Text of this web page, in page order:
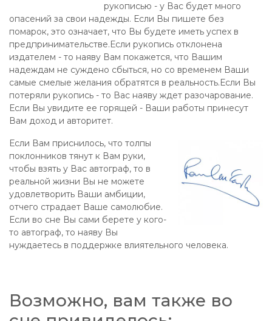
рукописью - у Вас будет много
опасений за свои надежды. Если Вы пишете без
помарок, это означает, что Вы будете иметь успех в
предпринимательстве.Если рукопись отклонена
издателем - то наяву Вам покажется, что Вашим
надеждам не суждено сбыться, но со временем Ваши
самые смелые желания обратятся в реальность.Если Вы
потеряли рукопись - то Вас наяву ждет разочарование.
Если Вы увидите ее горящей - Ваши работы принесут
Вам доход и авторитет.
Если Вам приснилось, что толпы
поклонников тянут к Вам руки,
чтобы взять у Вас автограф, то в
реальной жизни Вы не можете
удовлетворить Ваши амбиции,
отчего страдает Ваше самолюбие.
Если во сне Вы сами берете у кого-
то автограф, то наяву Вы
нуждаетесь в поддержке влиятельного человека.
Возможно, вам также во